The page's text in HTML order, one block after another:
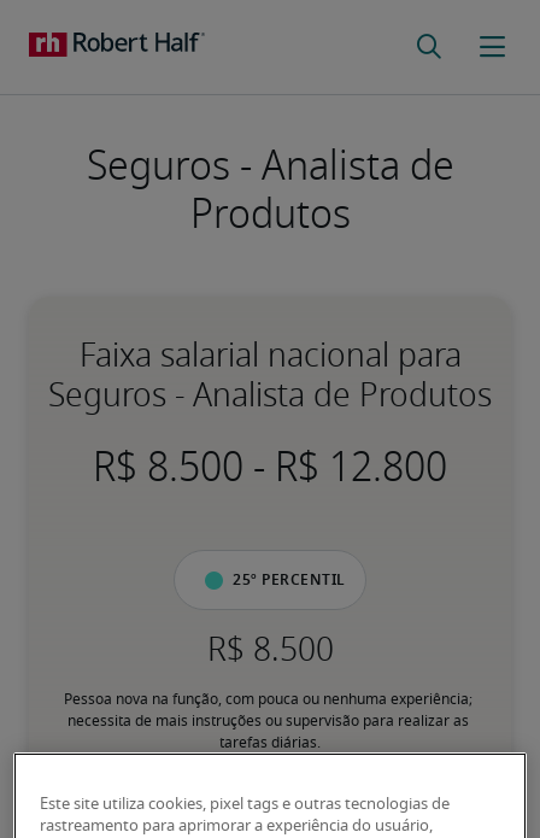
Seguros - Analista de
Produtos
Faixa salarial nacional para
Seguros - Analista de Produtos
-
25º percentil
Pessoa nova na função, com pouca ou nenhuma experiência;
necessita de mais instruções ou supervisão para realizar as
tarefas diárias.
50º percentil
Este site utiliza cookies, pixel tags e outras tecnologias de
rastreamento para aprimorar a experiência do usuário,